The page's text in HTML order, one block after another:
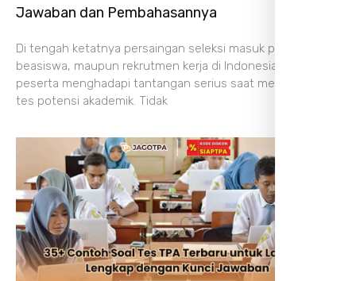
Jawaban dan Pembahasannya
Di tengah ketatnya persaingan seleksi masuk program S2,
beasiswa, maupun rekrutmen kerja di Indonesia, banyak
peserta menghadapi tantangan serius saat menghadapi
tes potensi akademik. Tidak